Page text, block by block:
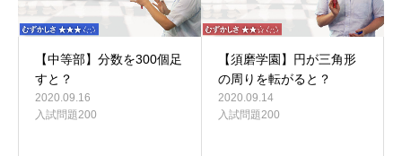
【中等部】分数を300個足
すと？
2020.09.16
入試問題200
【須磨学園】円が三角形
の周りを転がると？
2020.09.14
入試問題200